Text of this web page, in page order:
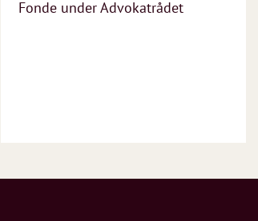
Fonde under Advokatrådet